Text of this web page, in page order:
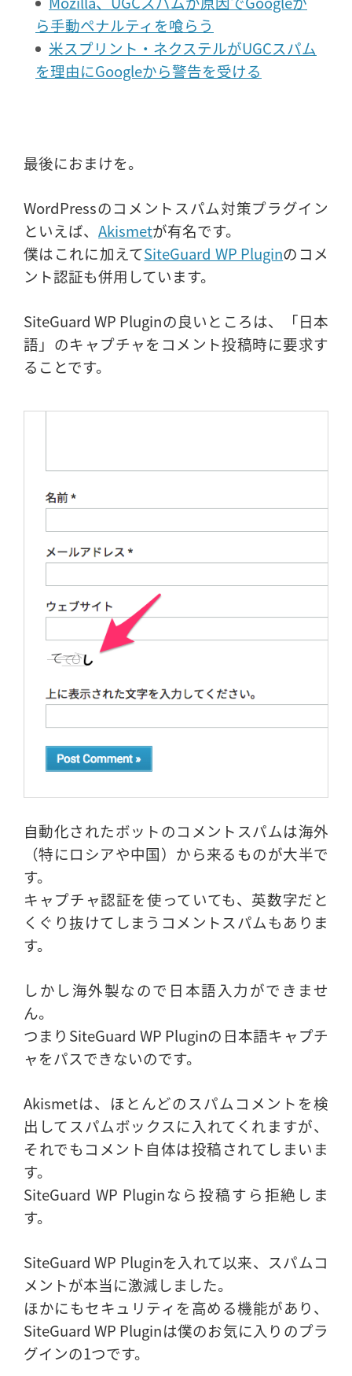
ら手動ペナルティを喰らう
米スプリント・ネクステルがUGCスパム
を理由にGoogleから警告を受ける
最後におまけを。
WordPressのコメントスパム対策プラグイン
といえば、 Akismetが有名です。
僕はこれに加えてSiteGuard WP Pluginのコメ
ント認証も併用しています。
SiteGuard WP Pluginの良いところは、「日本
語」のキャプチャをコメント投稿時に要求す
ることです。
自動化されたボットのコメントスパムは海外
（特にロシアや中国）から来るものが大半で
す。
キャプチャ認証を使っていても、英数字だと
くぐり抜けてしまうコメントスパムもありま
す。
しかし海外製なので日本語入力ができませ
ん。
つまりSiteGuard WP Pluginの日本語キャプチ
ャをパスできないのです。
Akismetは、ほとんどのスパムコメントを検
出してスパムボックスに入れてくれますが、
それでもコメント自体は投稿されてしまいま
す。
SiteGuard WP Pluginなら投稿すら拒絶しま
す。
SiteGuard WP Pluginを入れて以来、スパムコ
メントが本当に激減しました。
ほかにもセキュリティを高める機能があり、
SiteGuard WP Pluginは僕のお気に入りのプラ
グインの1つです。